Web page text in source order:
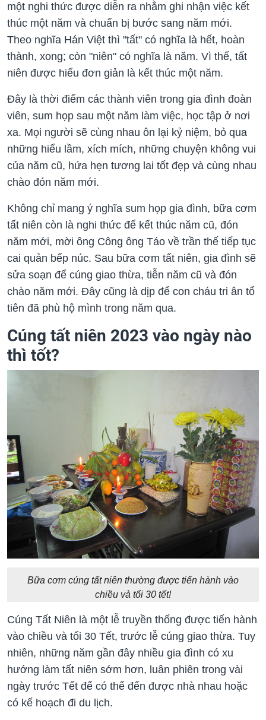
một nghi thức được diễn ra nhằm ghi nhận việc kết
thúc một năm và chuẩn bị bước sang năm mới.
Theo nghĩa Hán Việt thì "tất" có nghĩa là hết, hoàn
thành, xong; còn "niên" có nghĩa là năm. Vì thế, tất
niên được hiểu đơn giản là kết thúc một năm.
Đây là thời điểm các thành viên trong gia đình đoàn
viên, sum họp sau một năm làm việc, học tập ở nơi
xa. Mọi người sẽ cùng nhau ôn lại kỷ niệm, bỏ qua
những hiểu lầm, xích mích, những chuyện không vui
của năm cũ, hứa hẹn tương lai tốt đẹp và cùng nhau
chào đón năm mới.
Không chỉ mang ý nghĩa sum họp gia đình, bữa cơm
tất niên còn là nghi thức để kết thúc năm cũ, đón
năm mới, mời ông Công ông Táo về trần thế tiếp tục
cai quản bếp núc. Sau bữa cơm tất niên, gia đình sẽ
sửa soạn để cúng giao thừa, tiễn năm cũ và đón
chào năm mới. Đây cũng là dịp để con cháu tri ân tổ
tiên đã phù hộ mình trong năm qua.
Cúng tất niên 2023 vào ngày nào
thì tốt?
Bữa cơm cúng tất niên thường được tiến hành vào
chiều và tối 30 tết!
Cúng Tất Niên là một lễ truyền thống được tiến hành
vào chiều và tối 30 Tết, trước lễ cúng giao thừa. Tuy
nhiên, những năm gần đây nhiều gia đình có xu
hướng làm tất niên sớm hơn, luân phiên trong vài
ngày trước Tết để có thể đến được nhà nhau hoặc
có kế hoạch đi du lịch.